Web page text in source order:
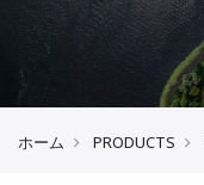
ホーム PRODUCTS